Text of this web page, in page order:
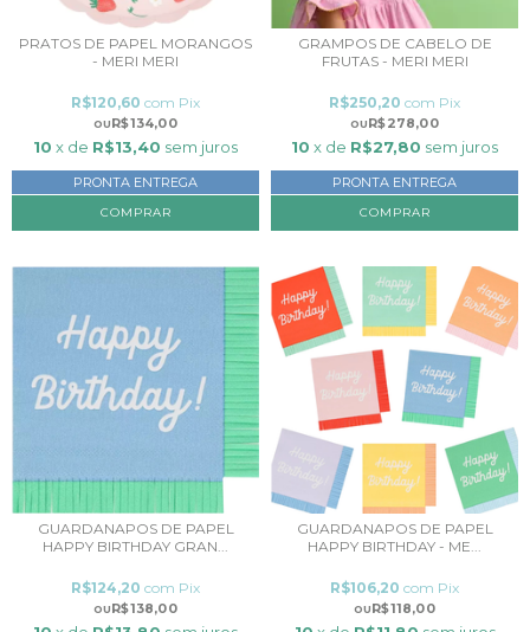
PRATOS DE PAPEL MORANGOS
- MERI MERI
R$134,00
R$120,60 com Pix
10 x de R$13,40 sem juros
PRONTA ENTREGA
COMPRAR
GRAMPOS DE CABELO DE
FRUTAS - MERI MERI
R$278,00
R$250,20 com Pix
10 x de R$27,80 sem juros
PRONTA ENTREGA
GUARDANAPOS DE PAPEL
HAPPY BIRTHDAY GRAN...
R$138,00
R$124,20 com Pix
GUARDANAPOS DE PAPEL
HAPPY BIRTHDAY - ME...
R$118,00
R$106,20 com Pix